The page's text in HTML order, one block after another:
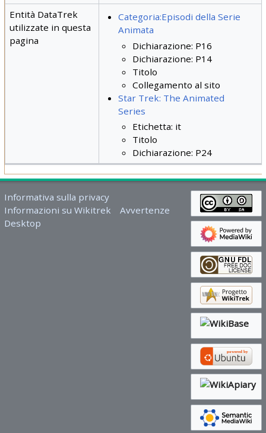
Entità DataTrek
utilizzate in questa
pagina
Categoria:Episodi della Serie
Animata
Dichiarazione: P16
Dichiarazione: P14
Titolo
Collegamento al sito
Star Trek: The Animated
Series
Etichetta: it
Titolo
Dichiarazione: P24
Informativa sulla privacy
Informazioni su Wikitrek
Avvertenze
Desktop